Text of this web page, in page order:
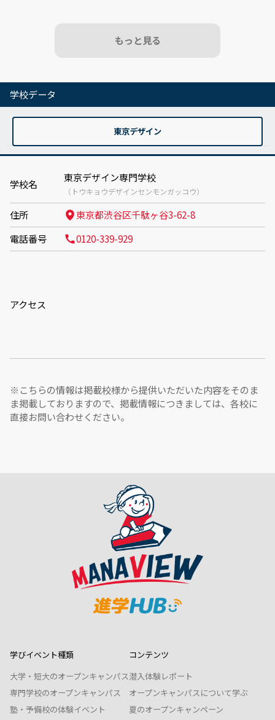
もっと見る
学校データ
東京デザイン
学校名
東京デザイン専門学校
（トウキョウデザインセンモンガッコウ）
住所
東京都渋谷区千駄ヶ谷3-62-8
電話番号
0120-339-929
アクセス
※こちらの情報は掲載校様から提供いただいた内容をそのま
ま掲載しておりますので、掲載情報につきましては、各校に
直接お問い合わせください。
学びイベント種類
大学・短大のオープンキャンパス
専門学校のオープンキャンパス
塾・予備校の体験イベント
コンテンツ
潜入体験レポート
オープンキャンパスについて学ぶ
夏のオープンキャンペーン